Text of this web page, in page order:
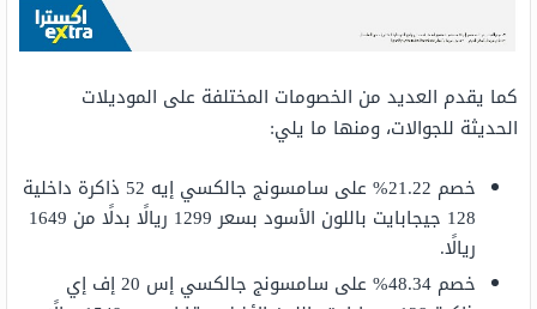
كما يقدم العديد من الخصومات المختلفة على الموديلات
الحديثة للجوالات، ومنها ما يلي:
خصم 21.22% على سامسونج جالكسي إيه 52 ذاكرة داخلية
128 جيجابايت باللون الأسود بسعر 1299 ريالًا بدلًا من 1649
ريالًا.
خصم 48.34% على سامسونج جالكسي إس 20 إف إي